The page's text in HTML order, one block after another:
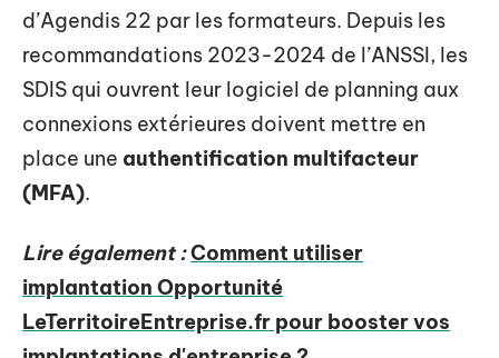
d’Agendis 22 par les formateurs. Depuis les
recommandations 2023-2024 de l’ANSSI, les
SDIS qui ouvrent leur logiciel de planning aux
connexions extérieures doivent mettre en
place une authentification multifacteur
(MFA).
Lire également :Comment utiliser
implantation Opportunité
LeTerritoireEntreprise.fr pour booster vos